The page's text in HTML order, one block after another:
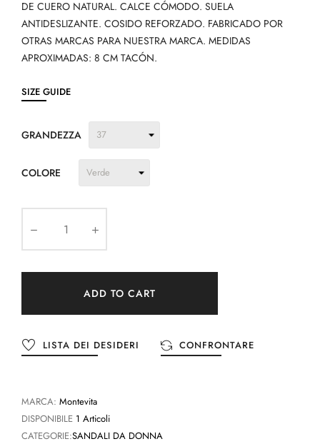
DE CUERO NATURAL. CALCE CÓMODO. SUELA
ANTIDESLIZANTE. COSIDO REFORZADO. FABRICADO POR
OTRAS MARCAS PARA NUESTRA MARCA. MEDIDAS
APROXIMADAS: 8 CM TACÓN.
SIZE GUIDE
GRANDEZZA
COLORE
ADD TO CART
LISTA DEI DESIDERI CONFRONTARE
MARCA: Montevita
DISPONIBILE 1 Articoli
CATEGORIE:SANDALI DA DONNA